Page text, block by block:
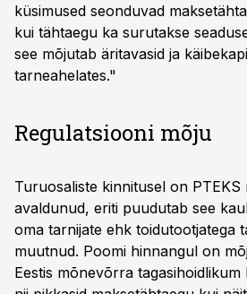
küsimused seonduvad
kui tähtaegu ka surutakse
see mõjutab äritavasid ja
tarneahelates."
Regulatsiooni mõju
Turuosaliste kinnitusel on PTEKS
avaldunud, eriti puudutab see
oma tarnijate ehk toidutootjatega
muutnud. Poomi hinnangul on
Eestis mõnevõrra tagasihoidlikum